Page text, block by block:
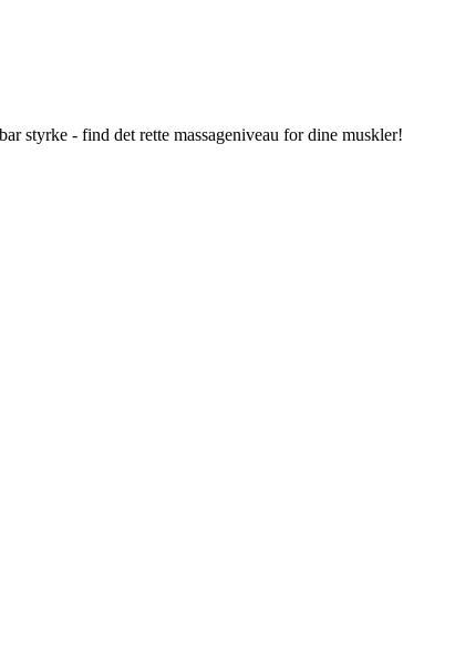
styrke - find det rette massageniveau for dine muskler!